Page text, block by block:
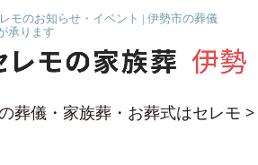
モのお知らせ・イベント | 伊勢市の葬儀
承ります
葬儀・家族葬・お葬式はセレモ >